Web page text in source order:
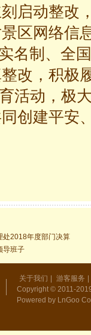
启动整改
区网络信
名制、全
改，积极
活动，极
创建平安
处2018年度部门决算
导班子
关于我们 游客服务
Copyright © 2011-
Powered by LnGoo